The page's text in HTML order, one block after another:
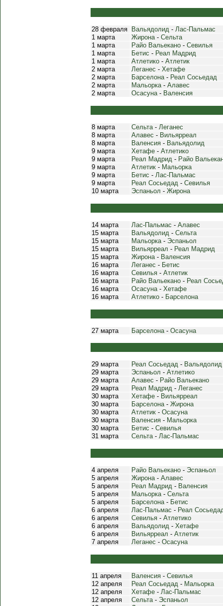
28 февраля Вальядолид - Лас-Пальмас
1 марта
Жирона- Сельта
1 марта
Райо Вальекано - Севилья
1 марта
Бетис - Реал Мадрид
1 марта
Атлетико - Атлетик
2 марта
Леганес - Хетафе
2 марта
Барселона- Реал Сосьедад
2 марта
Мальорка- Алавес
2 марта
Осасуна- Валенсия
8 марта Сельта- Леганес
8 марта
Алавес - Вильярреал
8 марта
Валенсия - Вальядолид
9 марта
Хетафе - Атлетико
9 марта
Реал Мадрид - Райо
9 марта
Атлетик - Мальорка
9 марта
Бетис - Лас-Пальмас
9 марта
Реал Сосьедад - Севилья
10 марта
Эспаньол - Жирона
14 марта Лас-Пальмас - Алавес
15 марта
Вальядолид - Сельта
15 марта
Мальорка- Эспаньол
15 марта
Вильярреал - Реал Мадрид
15 марта
Жирона- Валенсия
16 марта
Леганес - Бетис
16 марта
Севилья - Атлетик
16 марта
Райо Вальекано - Реал
16 марта
Осасуна- Хетафе
16 марта
Атлетико - Барселона
27 марта Барселона- Осасуна
29 марта Реал Сосьедад - Вальядолид
29 марта
Эспаньол - Атлетико
29 марта
Алавес - Райо Вальекано
29 марта
Реал Мадрид - Леганес
30 марта
Хетафе - Вильярреал
30 марта
Барселона- Жирона
30 марта
Атлетик - Осасуна
30 марта
Валенсия - Мальорка
30 марта
Бетис - Севилья
31 марта
Сельта- Лас-Пальмас
4 апреля Райо Вальекано - Эспаньол
5 апреля
Жирона- Алавес
5 апреля
Реал Мадрид - Валенсия
5 апреля
Мальорка- Сельта
5 апреля
Барселона- Бетис
6 апреля
Лас-Пальмас - Реал
6 апреля
Севилья - Атлетико
6 апреля
Вальядолид - Хетафе
6 апреля
Вильярреал - Атлетик
7 апреля
Леганес - Осасуна
11 апреля Валенсия - Севилья
12 апреля
Реал Сосьедад - Мальорка
12 апреля
Хетафе - Лас-Пальмас
12 апреля
Сельта- Эспаньол